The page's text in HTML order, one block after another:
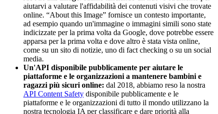
aiutarvi a valutare l'affidabilità dei contenuti visivi che trovate
online. “About this Image” fornisce un contesto importante,
ad esempio quando un'immagine o immagini simili sono state
indicizzate per la prima volta da Google, dove potrebbe essere
apparsa per la prima volta e dove altro è stata vista online,
come su un sito di notizie, uno di fact checking o su un social
media.
Un'API disponibile pubblicamente per aiutare le
piattaforme e le organizzazioni a mantenere bambini e
ragazzi più sicuri online: dal 2018, abbiamo reso la nostra
API Content Safety disponibile pubblicamente e le
piattaforme e le organizzazioni di tutto il mondo utilizzano la
nostra tecnologia IA per classificare e dare priorità alla